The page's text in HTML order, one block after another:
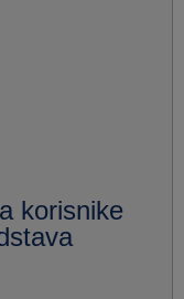
korisnike